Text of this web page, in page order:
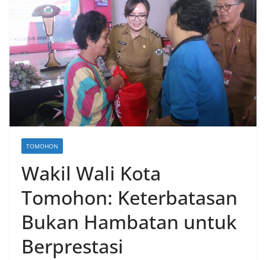
TOMOHON
Wakil Wali Kota
Tomohon: Keterbatasan
Bukan Hambatan untuk
Berprestasi